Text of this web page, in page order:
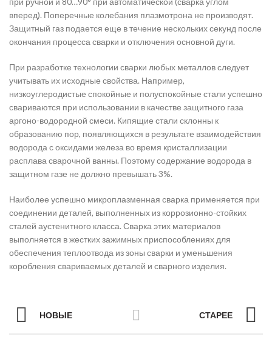
вперед). Поперечные колебания плазмотрона не производят.
Защитный газ подается еще в течение нескольких секунд после
окончания процесса сварки и отключения основной дуги.
При разработке технологии сварки любых металлов следует
учитывать их исходные свойства. Например,
низкоуглеродистые спокойные и полуспокойные стали успешно
свариваются при использовании в качестве защитного газа
аргоно-водородной смеси. Кипящие стали склонны к
образованию пор, появляющихся в результате взаимодействия
водорода с оксидами железа во время кристаллизации
расплава сварочной ванны. Поэтому содержание водорода в
защитном газе не должно превышать 3%.
Наиболее успешно микроплазменная сварка применяется при
соединении деталей, выполненных из коррозионно-стойких
сталей аустенитного класса. Сварка этих материалов
выполняется в жестких зажимных приспособлениях для
обеспечения теплоотвода из зоны сварки и уменьшения
коробления свариваемых деталей и сварного изделия.
НОВЫЕ СТАРЕЕ